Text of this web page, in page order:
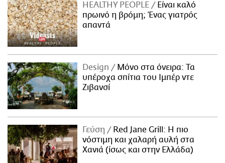
HEALTHY PEOPLE
Είναι καλό
πρωινό η βρόμη; Ένας γιατρός
απαντά
Design
Μόνο στα όνειρα: Τα
υπέροχα σπίτια του Ιμπέρ ντε
Ζιβανσί
Γεύση
Red Jane Grill: Η πιο
νόστιμη και χαλαρή αυλή στα
Χανιά (ίσως και στην Ελλάδα)